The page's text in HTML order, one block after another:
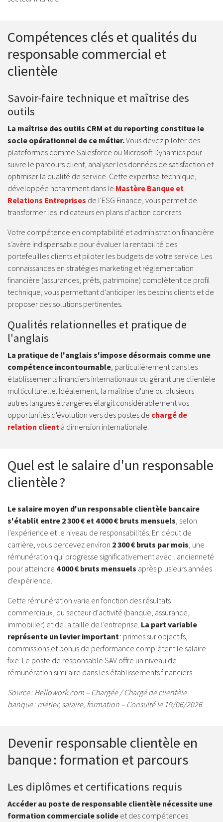
Compétences clés et qualités du
responsable commercial et
clientèle
Savoir-faire technique et maîtrise des
outils
La maîtrise des outils CRM et du reporting constitue le
socle opérationnel de ce métier.Vous devez piloter des
plateformes comme Salesforce ou Microsoft Dynamics pour
suivre le parcours client, analyser les données de satisfaction et
optimiser la qualité de service. Cette expertise technique,
développée notamment dans le Mastère Banque et
Relations Entreprises de l'ESG Finance, vous permet de
transformer les indicateurs en plans d'action concrets.
Votre compétence en comptabilité et administration financière
s'avère indispensable pour évaluer la rentabilité des
portefeuilles clients et piloter les budgets de votre service. Les
connaissances en stratégies marketing et réglementation
financière (assurances, prêts, patrimoine) complètent ce profil
technique, vous permettant d'anticiper les besoins clients et de
proposer des solutions pertinentes.
Qualités relationnelles et pratique de
l'anglais
La pratique de l'anglais s'impose désormais comme une
compétence incontournable, particulièrement dans les
établissements financiers internationaux ou gérant une clientèle
multiculturelle. Idéalement, la maîtrise d'une ou plusieurs
autres langues étrangères élargit considérablement vos
opportunités d'évolution vers des postes de chargé de
relation client à dimension internationale.
Quel est le salaire d'un responsable
clientèle ?
Le salaire moyen d'un responsable clientèle bancaire
s'établit entre 2 300 € et 4 000 € bruts mensuels, selon
l'expérience et le niveau de responsabilités. En début de
carrière, vous percevez environ 2 300 € bruts par mois, une
rémunération qui progresse significativement avec l'ancienneté
pour atteindre 4 000 € bruts mensuels après plusieurs années
d'expérience.
Cette rémunération varie en fonction des résultats
commerciaux, du secteur d'activité (banque, assurance,
immobilier) et de la taille de l'entreprise. La part variable
représente un levier important: primes sur objectifs,
commissions et bonus de performance complètent le salaire
fixe. Le poste de responsable SAV offre un niveau de
rémunération similaire dans les établissements financiers.
Source : Hellowork.com – Chargée / Chargé de clientèle
banque : métier, salaire, formation – Consulté le 19/06/2026
Devenir responsable clientèle en
banque : formation et parcours
Les diplômes et certifications requis
Accéder au poste de responsable clientèle nécessite une
formation commerciale solide et des compétences